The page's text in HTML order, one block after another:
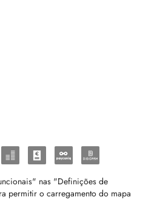
nas "Definições de
permitir o carregamento do mapa